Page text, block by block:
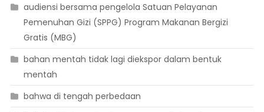
audiensi bersama pengelola Satuan Pelayanan
Pemenuhan Gizi (SPPG) Program Makanan Bergizi
Gratis (MBG)
bahan mentah tidak lagi diekspor dalam bentuk
mentah
bahwa di tengah perbedaan